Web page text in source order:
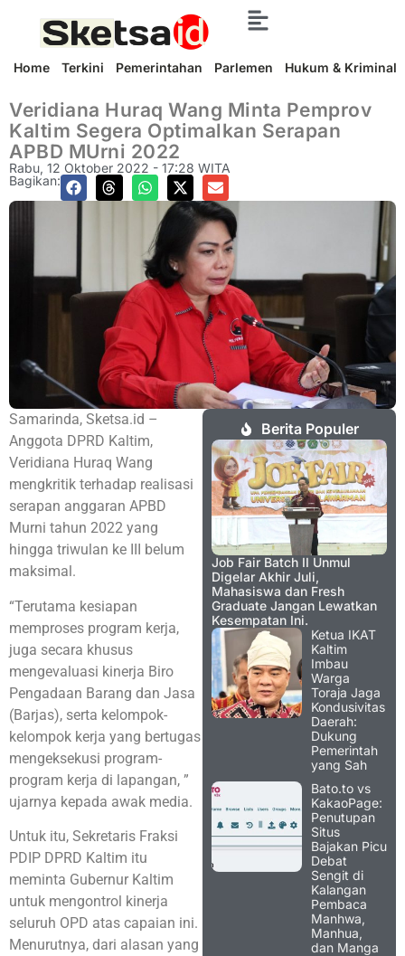
Home Terkini Pemerintahan Parlemen Hukum & Kriminal
Veridiana Huraq Wang Minta Pemprov
Kaltim Segera Optimalkan Serapan
APBD MUrni 2022
Rabu, 12 Oktober 2022 - 17:28 WITA
Bagikan:
Samarinda, Sketsa.id –
Anggota DPRD Kaltim,
Veridiana Huraq Wang
mengkritik terhadap realisasi
serapan anggaran APBD
Murni tahun 2022 yang
hingga triwulan ke III belum
maksimal.
“Terutama kesiapan
memproses program kerja,
juga secara khusus
mengevaluasi kinerja Biro
Pengadaan Barang dan Jasa
(Barjas), serta kelompok-
kelompok kerja yang bertugas
mengeksekusi program-
program kerja di lapangan, ”
ujarnya kepada awak media.
Untuk itu, Sekretaris Fraksi
PDIP DPRD Kaltim itu
meminta Gubernur Kaltim
untuk mengontrol kinerja
seluruh OPD atas capaian ini.
Menurutnya, dari alasan yang
Berita Populer
Job Fair Batch II Unmul
Digelar Akhir Juli,
Mahasiswa dan Fresh
Graduate Jangan Lewatkan
Kesempatan Ini.
Ketua IKAT
Kaltim
Imbau
Warga
Toraja Jaga
Kondusivitas
Daerah:
Dukung
Pemerintah
yang Sah
Bato.to vs
KakaoPage:
Penutupan
Situs
Bajakan Picu
Debat
Sengit di
Kalangan
Pembaca
Manhwa,
Manhua,
dan Manga